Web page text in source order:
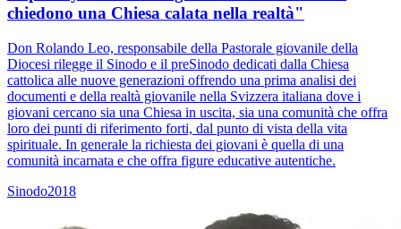
chiedono una Chiesa calata nella realtà"
Don Rolando Leo, responsabile della Pastorale giovanile della
Diocesi rilegge il Sinodo e il preSinodo dedicati dalla Chiesa
cattolica alle nuove generazioni offrendo una prima analisi dei
documenti e della realtà giovanile nella Svizzera italiana dove i
giovani cercano sia una Chiesa in uscita, sia una comunità che offra
loro dei punti di riferimento forti, dal punto di vista della vita
spirituale. In generale la richiesta dei giovani è quella di una
comunità incarnata e che offra figure educative autentiche.
Sinodo2018